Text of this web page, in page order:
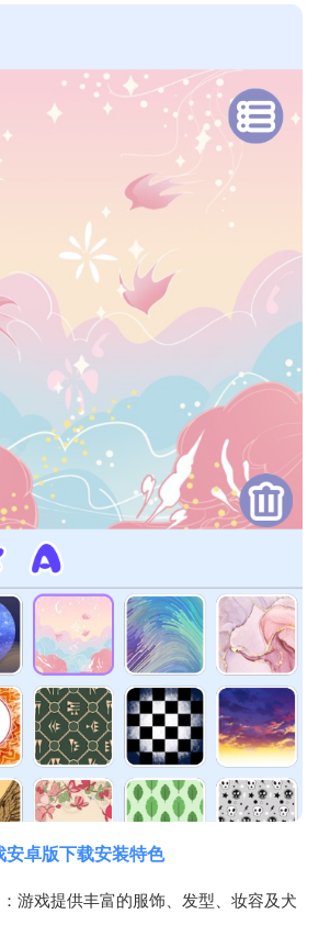
安卓版下载安装特色
游戏提供丰富的服饰、发型、妆容及犬